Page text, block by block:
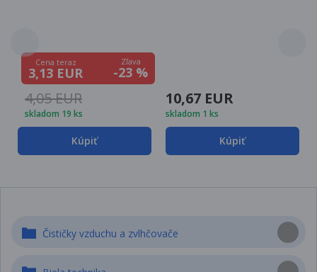
Cena teraz
3,13 EUR
Zľava
-23 %
4,05 EUR
skladom 19 ks
Kúpiť
10,67 EUR
skladom 1 ks
Kúpiť
Čističky vzduchu a zvlhčovače